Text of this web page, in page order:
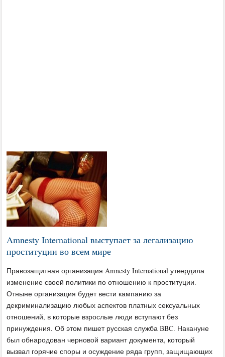
Amnesty International выступает за легализацию
проституции во всем мире
Правозащитная организация Amnesty International утвердила
изменение своей политики по отношению к проституции.
Отныне организация будет вести кампанию за
декриминализацию любых аспектов платных сексуальных
отношений, в которые взрослые люди вступают без
принуждения. Об этом пишет русская служба BBC. Накануне
был обнародован черновой вариант документа, который
вызвал горячие споры и осуждение ряда групп, защищающих